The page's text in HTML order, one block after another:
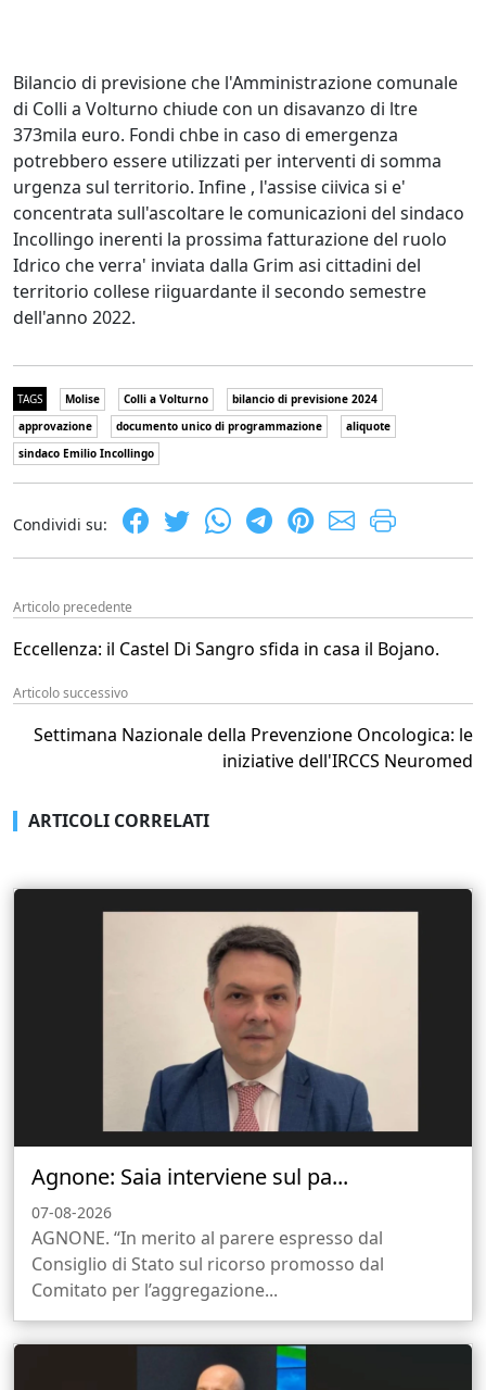
Bilancio di previsione che l'Amministrazione comunale
di Colli a Volturno chiude con un disavanzo di ltre
373mila euro. Fondi chbe in caso di emergenza
potrebbero essere utilizzati per interventi di somma
urgenza sul territorio. Infine , l'assise ciivica si e'
concentrata sull'ascoltare le comunicazioni del sindaco
Incollingo inerenti la prossima fatturazione del ruolo
Idrico che verra' inviata dalla Grim asi cittadini del
territorio collese riiguardante il secondo semestre
dell'anno 2022.
TAGS Molise Colli a Volturno
bilancio di previsione 2024
approvazione
documento unico di programmazione
aliquote
sindaco Emilio Incollingo
Condividi su:
Articolo precedente
Eccellenza: il Castel Di Sangro sfida in casa il Bojano.
Articolo successivo
Settimana Nazionale della Prevenzione Oncologica: le
iniziative dell'IRCCS Neuromed
ARTICOLI CORRELATI
Agnone: Saia interviene sul pa...
07-08-2026
AGNONE. “In merito al parere espresso dal
Consiglio di Stato sul ricorso promosso dal
Comitato per l’aggregazione...